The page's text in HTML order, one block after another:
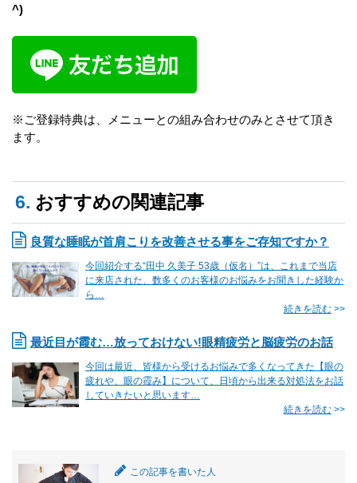
^)
※ご登録特典は、メニューとの組み合わせのみとさせて頂き
ます。
6. おすすめの関連記事
良質な睡眠が首肩こりを改善させる事をご存知ですか？
今回紹介する“田中 久美子 53歳（仮名）”は、これまで当店
に来店された、数多くのお客様のお悩みをお聞きした経験か
ら…
続きを読む>>
最近目が霞む…放っておけない!眼精疲労と脳疲労のお話
今回は最近、皆様から受けるお悩みで多くなってきた【眼の
疲れや、眼の霞み】について、日頃から出来る対処法をお話
していきたいと思います…
続きを読む>>
この記事を書いた人